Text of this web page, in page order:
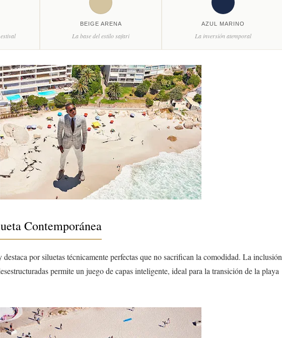
BEIGE ARENA
La base del estilo safari
AZUL MARINO
La inversión atemporal
Contemporánea
por siluetas técnicamente perfectas que no sacrifican la comodidad. La inclusión
permite un juego de capas inteligente, ideal para la transición de la playa